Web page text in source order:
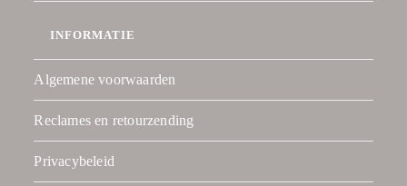
INFORMATIE
Algemene voorwaarden
Reclames en retourzending
Privacybeleid